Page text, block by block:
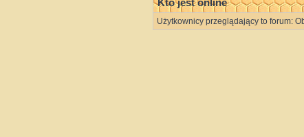
Kto jest online
Użytkownicy przeglądający to forum: